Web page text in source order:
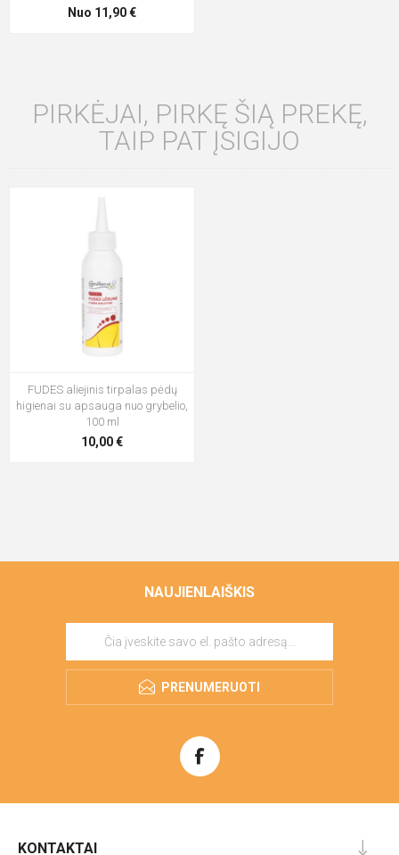
Nuo 11,90 €
PIRKĖJAI, PIRKĘ ŠIĄ PREKĘ,
TAIP PAT ĮSIGIJO
FUDES aliejinis tirpalas pėdų
higienai su apsauga nuo grybelio,
100 ml
10,00 €
NAUJIENLAIŠKIS
PRENUMERUOTI
KONTAKTAI